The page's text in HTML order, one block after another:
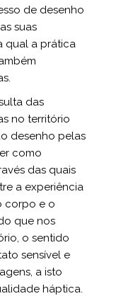
de desenho
suas
qual a prática
das
no território
desenho pelas
como
das quais
a experiência
corpo e o
que nos
o sentido
sensível e
a isto
háptica.